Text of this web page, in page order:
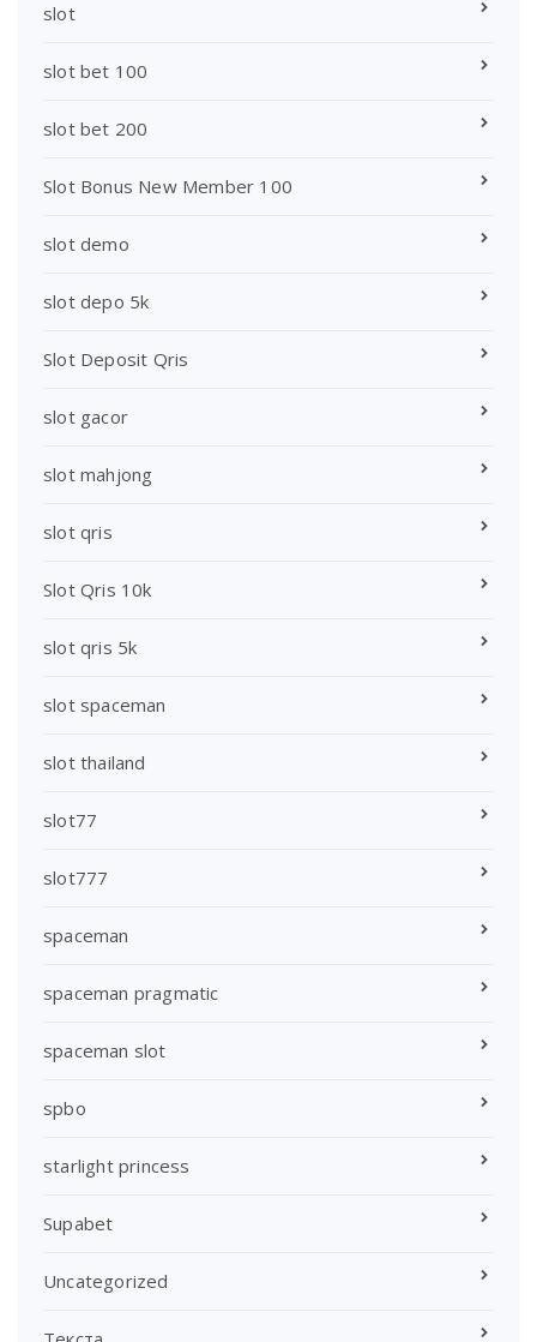
slot
slot bet 100
slot bet 200
Slot Bonus New Member 100
slot demo
slot depo 5k
Slot Deposit Qris
slot gacor
slot mahjong
slot qris
Slot Qris 10k
slot qris 5k
slot spaceman
slot thailand
slot77
slot777
spaceman
spaceman pragmatic
spaceman slot
spbo
starlight princess
Supabet
Uncategorized